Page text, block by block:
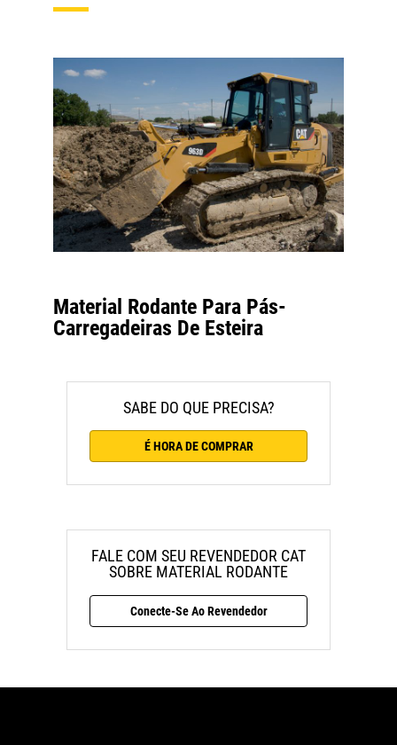
Material Rodante Para Pás-
Carregadeiras De Esteira
SABE DO QUE PRECISA?
É HORA DE COMPRAR
FALE COM SEU REVENDEDOR CAT
SOBRE MATERIAL RODANTE
Conecte-Se Ao Revendedor